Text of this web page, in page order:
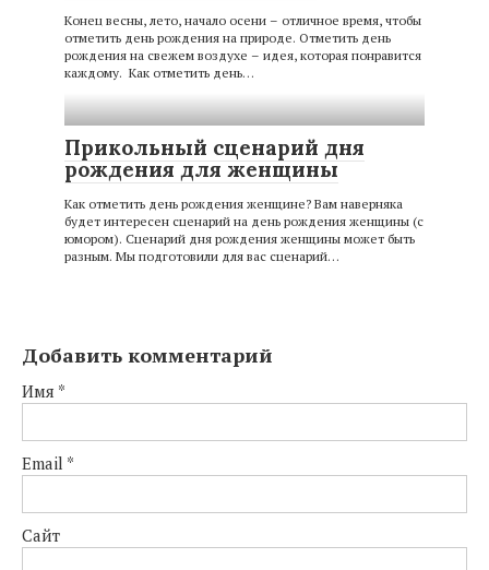
Конец весны, лето, начало осени – отличное время, чтобы
отметить день рождения на природе. Отметить день
рождения на свежем воздухе – идея, которая понравится
каждому. Как отметить день…
Прикольный сценарий дня
рождения для женщины
Как отметить день рождения женщине? Вам наверняка
будет интересен сценарий на день рождения женщины (с
юмором). Сценарий дня рождения женщины может быть
разным. Мы подготовили для вас сценарий…
Добавить комментарий
Имя *
Email *
Сайт